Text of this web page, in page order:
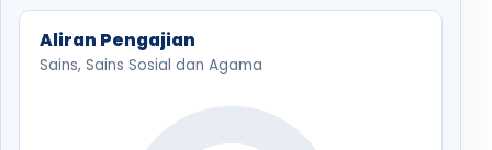
Aliran Pengajian
Sains, Sains Sosial dan Agama